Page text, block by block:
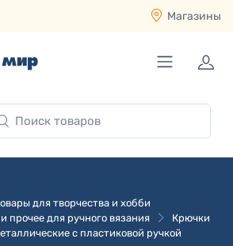
Магазины
для творчества и хобби
прочее для ручного вязания
Крючки
с пластиковой ручкой